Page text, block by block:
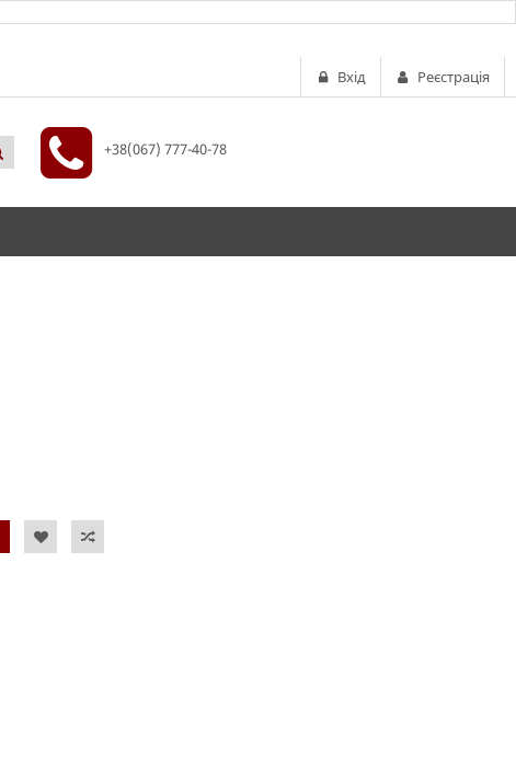
Вхід Реєстрація
+38(067) 777-40-78